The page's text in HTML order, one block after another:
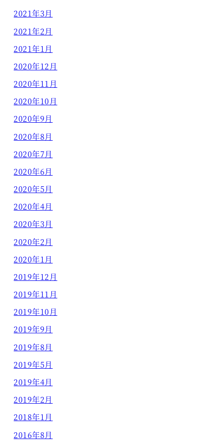
2021年3月
2021年2月
2021年1月
2020年12月
2020年11月
2020年10月
2020年9月
2020年8月
2020年7月
2020年6月
2020年5月
2020年4月
2020年3月
2020年2月
2020年1月
2019年12月
2019年11月
2019年10月
2019年9月
2019年8月
2019年5月
2019年4月
2019年2月
2018年1月
2016年8月